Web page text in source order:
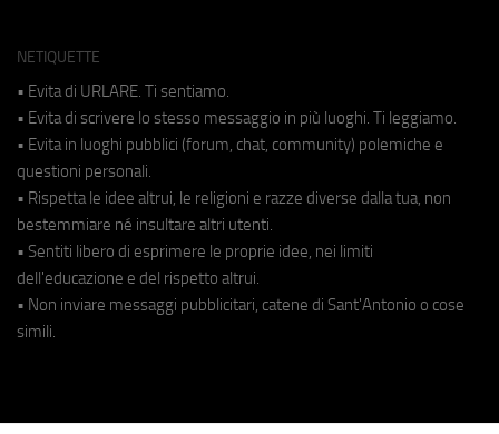
NETIQUETTE
• Evita di URLARE. Ti sentiamo.
• Evita di scrivere lo stesso messaggio in più luoghi. Ti leggiamo.
• Evita in luoghi pubblici (forum, chat, community) polemiche e
questioni personali.
• Rispetta le idee altrui, le religioni e razze diverse dalla tua, non
bestemmiare né insultare altri utenti.
• Sentiti libero di esprimere le proprie idee, nei limiti
dell'educazione e del rispetto altrui.
• Non inviare messaggi pubblicitari, catene di Sant'Antonio o cose
simili.